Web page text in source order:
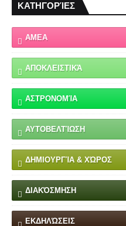
ΚΑΤΗΓΟΡΊΕΣ
ΑΜΕΑ
ΑΠΟΚΛΕΙΣΤΙΚΆ
ΑΣΤΡΟΝΟΜΊΑ
ΑΥΤΟΒΕΛΤΊΩΣΗ
ΔΗΜΙΟΥΡΓΊΑ & ΧΏΡΟΣ
ΔΙΑΚΌΣΜΗΣΗ
ΕΚΔΗΛΏΣΕΙΣ